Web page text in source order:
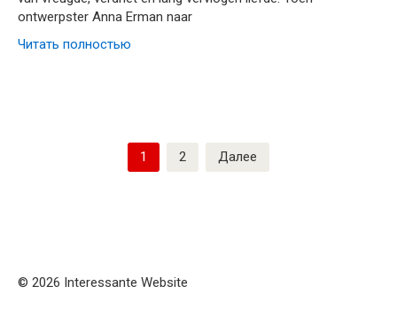
ontwerpster Anna Erman naar
Читать полностью
1 2 Далее
© 2026 Interessante Website